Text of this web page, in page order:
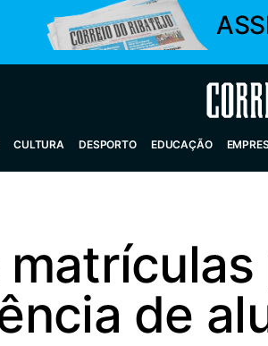
CULTURA DESPORTO EDUCAÇÃO
de